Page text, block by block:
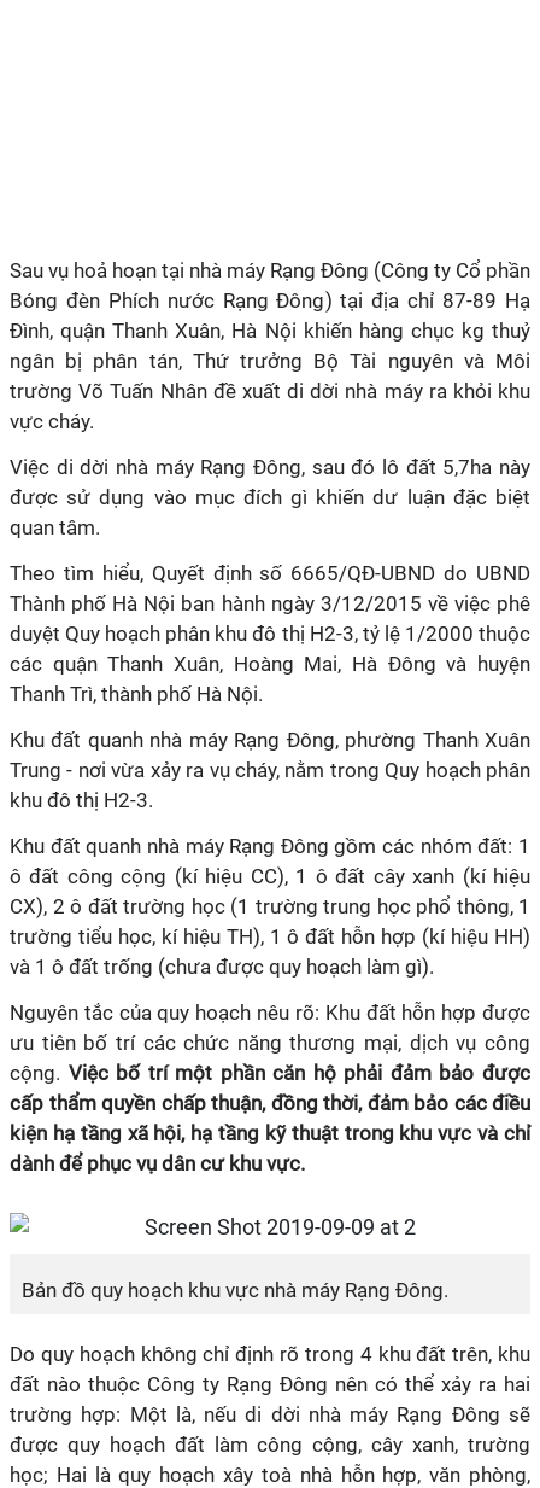
Sau vụ hoả hoạn tại nhà máy Rạng Đông (Công ty Cổ phần
Bóng đèn Phích nước Rạng Đông) tại địa chỉ 87-89 Hạ
Đình, quận Thanh Xuân, Hà Nội khiến hàng chục kg thuỷ
ngân bị phân tán, Thứ trưởng Bộ Tài nguyên và Môi
trường Võ Tuấn Nhân đề xuất di dời nhà máy ra khỏi khu
vực cháy.
Việc di dời nhà máy Rạng Đông, sau đó lô đất 5,7ha này
được sử dụng vào mục đích gì khiến dư luận đặc biệt
quan tâm.
Theo tìm hiểu, Quyết định số 6665/QĐ-UBND do UBND
Thành phố Hà Nội ban hành ngày 3/12/2015 về việc phê
duyệt Quy hoạch phân khu đô thị H2-3, tỷ lệ 1/2000 thuộc
các quận Thanh Xuân, Hoàng Mai, Hà Đông và huyện
Thanh Trì, thành phố Hà Nội.
Khu đất quanh nhà máy Rạng Đông, phường Thanh Xuân
Trung - nơi vừa xảy ra vụ cháy, nằm trong Quy hoạch phân
khu đô thị H2-3.
Khu đất quanh nhà máy Rạng Đông gồm các nhóm đất: 1
ô đất công cộng (kí hiệu CC), 1 ô đất cây xanh (kí hiệu
CX), 2 ô đất trường học (1 trường trung học phổ thông, 1
trường tiểu học, kí hiệu TH), 1 ô đất hỗn hợp (kí hiệu HH)
và 1 ô đất trống (chưa được quy hoạch làm gì).
Nguyên tắc của quy hoạch nêu rõ: Khu đất hỗn hợp được
ưu tiên bố trí các chức năng thương mại, dịch vụ công
cộng. Việc bố trí một phần căn hộ phải đảm bảo được
cấp thẩm quyền chấp thuận, đồng thời, đảm bảo các điều
kiện hạ tầng xã hội, hạ tầng kỹ thuật trong khu vực và chỉ
dành để phục vụ dân cư khu vực.
Bản đồ quy hoạch khu vực nhà máy Rạng Đông.
Do quy hoạch không chỉ định rõ trong 4 khu đất trên, khu
đất nào thuộc Công ty Rạng Đông nên có thể xảy ra hai
trường hợp: Một là, nếu di dời nhà máy Rạng Đông sẽ
được quy hoạch đất làm công cộng, cây xanh, trường
học; Hai là quy hoạch xây toà nhà hỗn hợp, văn phòng,